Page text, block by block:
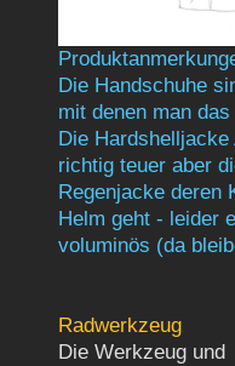
Die Handschuhe
mit denen man
Die
richtig teuer aber
Regenjacke deren
Helm geht - leider
voluminös (da
Radwerkzeug
Die Werkzeug und